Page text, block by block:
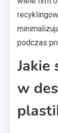
podczas
Jakie
w